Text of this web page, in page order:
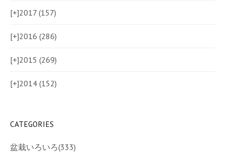
[+]2017 (157)
[+]2016 (286)
[+]2015 (269)
[+]2014 (152)
CATEGORIES
盆栽いろいろ(333)